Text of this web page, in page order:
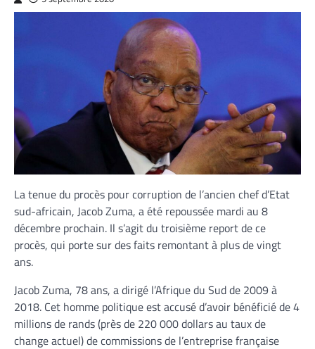
La tenue du procès pour corruption de l’ancien chef d’Etat
sud-africain, Jacob Zuma, a été repoussée mardi au 8
décembre prochain. Il s’agit du troisième report de ce
procès, qui porte sur des faits remontant à plus de vingt
ans.
Jacob Zuma, 78 ans, a dirigé l’Afrique du Sud de 2009 à
2018. Cet homme politique est accusé d’avoir bénéficié de 4
millions de rands (près de 220 000 dollars au taux de
change actuel) de commissions de l’entreprise française